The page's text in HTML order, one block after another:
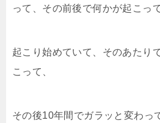
って、その前後で何かが起こって
起こり始めていて、そのあたり
こって、
その後10年間でガラッと変わっ